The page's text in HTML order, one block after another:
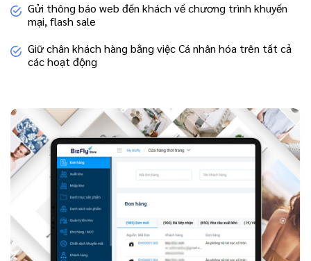
Gửi thông báo web đến khách về chương trình khuyến
mại, flash sale
Giữ chân khách hàng bằng việc Cá nhân hóa trên tất cả
các hoạt động